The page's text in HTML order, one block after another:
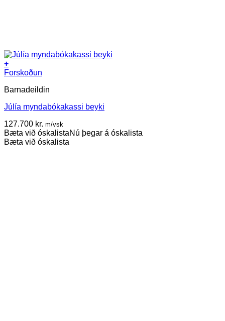
+
Forskoðun
Barnadeildin
Júlía myndabókakassi beyki
127.700 kr. m/vsk
Bæta við óskalistaNú þegar á óskalista
Bæta við óskalista